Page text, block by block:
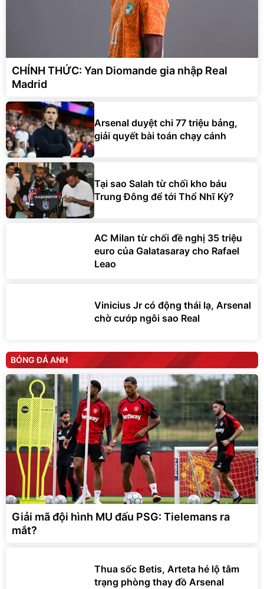
CHÍNH THỨC: Yan Diomande gia nhập Real
Madrid
Arsenal duyệt chi 77 triệu bảng,
giải quyết bài toán chạy cánh
Tại sao Salah từ chối kho báu
Trung Đông để tới Thổ Nhĩ Kỳ?
AC Milan từ chối đề nghị 35 triệu
euro của Galatasaray cho Rafael
Leao
Vinicius Jr có động thái lạ, Arsenal
chờ cướp ngôi sao Real
BÓNG ĐÁ ANH
Giải mã đội hình MU đấu PSG: Tielemans ra
mắt?
Thua sốc Betis, Arteta hé lộ tâm
trạng phòng thay đồ Arsenal